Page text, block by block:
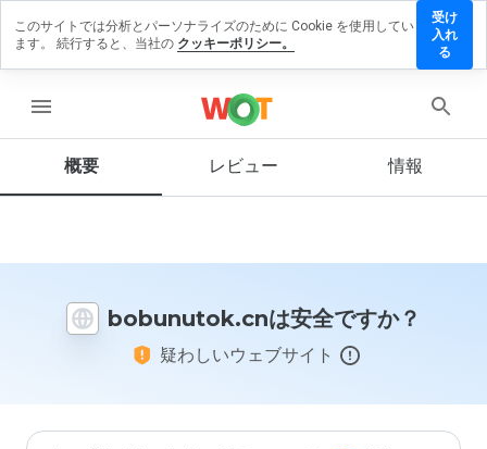
menu
概要 レビュー 情報
bobunutok.cnは安全ですか？
疑わしいウェブサイト
ビュー
す
この
イト
価し
このサイトでは分析とパーソナライズのために Cookie を使用してい
ます。 続行すると、当社の クッキーポリシー。
受け
入れ
る